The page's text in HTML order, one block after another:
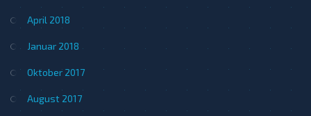
April 2018
Januar 2018
Oktober 2017
August 2017